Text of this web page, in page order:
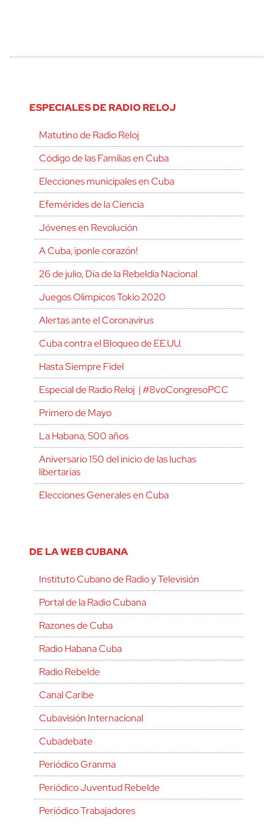
ESPECIALES DE RADIO RELOJ
Matutino de Radio Reloj
Código de las Familias en Cuba
Elecciones municipales en Cuba
Efemérides de la Ciencia
Jóvenes en Revolución
A Cuba, ¡ponle corazón!
26 de julio, Día de la Rebeldía Nacional
Juegos Olímpicos Tokio 2020
Alertas ante el Coronavirus
Cuba contra el Bloqueo de EE.UU.
Hasta Siempre Fidel
Especial de Radio Reloj | #8voCongresoPCC
Primero de Mayo
La Habana, 500 años
Aniversario 150 del inicio de las luchas
libertarias
Elecciones Generales en Cuba
DE LA WEB CUBANA
Instituto Cubano de Radio y Televisión
Portal de la Radio Cubana
Razones de Cuba
Radio Habana Cuba
Radio Rebelde
Canal Caribe
Cubavisión Internacional
Cubadebate
Periódico Granma
Periódico Juventud Rebelde
Periódico Trabajadores